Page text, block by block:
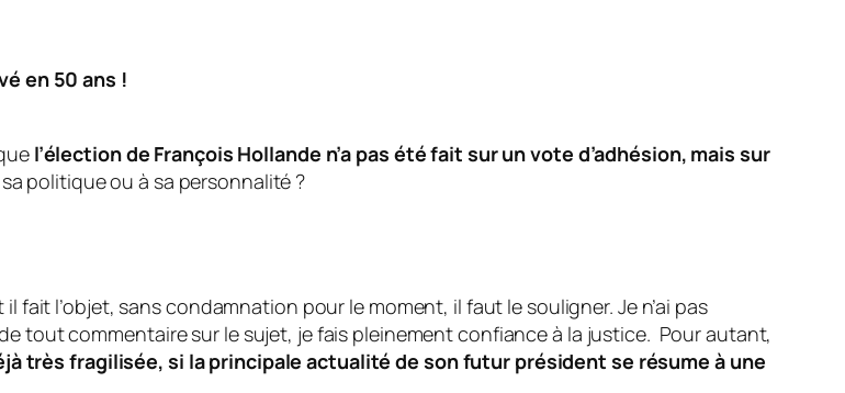
en 50 ans !
l’élection de François Hollande n’a pas été fait sur un vote d’adhésion, mais sur
politique ou à sa personnalité ?
l’objet, sans condamnation pour le moment, il faut le souligner. Je n’ai pas
tout commentaire sur le sujet, je fais pleinement confiance à la justice. Pour autant,
très fragilisée, si la principale actualité de son futur président se résume à une